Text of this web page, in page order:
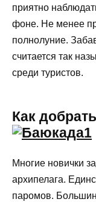
приятно
фоне. Не менее
полнолуние.
считается так
среди туристов.
Как
Многие новички
архипелага.
паромов.